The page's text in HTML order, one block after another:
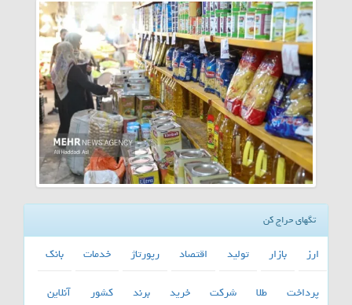
تگهای حراج کن
ارز بازار تولید اقتصاد رپورتاژ خدمات
بانك
پرداخت
طلا شركت خرید برند كشور
آنلاین